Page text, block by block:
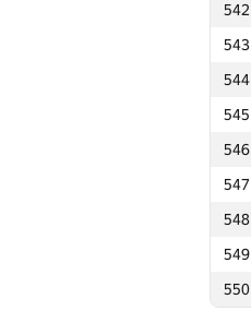
542
543
544
545
546
547
548
549
550
519
520
521
522
523
524
525
526
527